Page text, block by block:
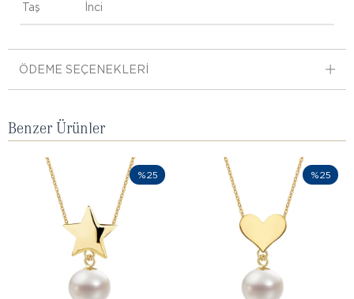
Taş
İnci
ÖDEME SEÇENEKLERI
Benzer Ürünler
%25 %25